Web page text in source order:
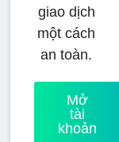
giao dịch
một cách
an toàn.
Mở
tài
khoản